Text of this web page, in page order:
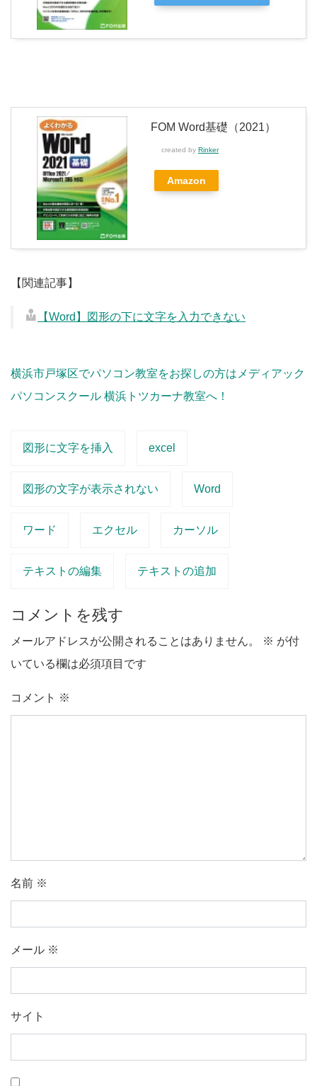
FOM Word基礎（2021）
created by Rinker
Amazon
【関連記事】
【Word】図形の下に文字を入力できない
横浜市戸塚区でパソコン教室をお探しの方はメディアック
パソコンスクール 横浜トツカーナ教室へ！
図形に文字を挿入 excel
図形の文字が表示されない Word
ワード エクセル カーソル
テキストの編集 テキストの追加
コメントを残す
メールアドレスが公開されることはありません。 ※ が付
いている欄は必須項目です
コメント ※
名前 ※
メール ※
サイト